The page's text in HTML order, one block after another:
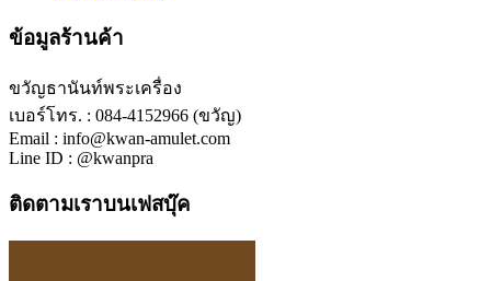
ข้อมูลร้านค้า
ขวัญธานันท์พระเครื่อง
เบอร์โทร. : 084-4152966 (ขวัญ)
Email : info@kwan-amulet.com
Line ID : @kwanpra
ติดตามเราบนเฟสบุ๊ค